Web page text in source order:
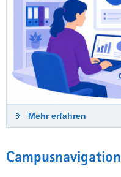
Mehr erfahren
Campusnavigation